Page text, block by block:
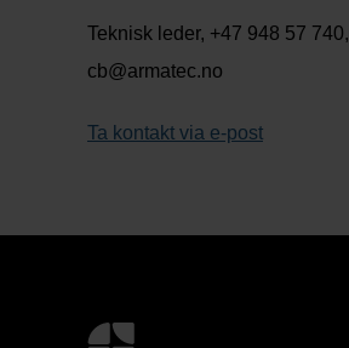
Teknisk leder, +47 948 57 740,
cb@armatec.no
Ta kontakt via e-post
Mer